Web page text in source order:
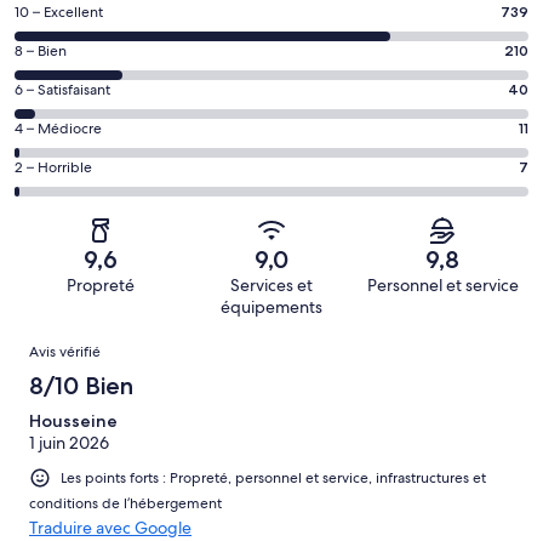
Note
des
voyageurs
de 10
(Excellent),
d’après 739 avis
sur 1007.
10 – Excellent 739
Note
des
voyageurs
de 8
(Bien),
d’après 210 avis
8 – Bien 210
Note
des
voyageurs
de 6
(Satisfaisant),
d’après 40 avis
sur 1007.
6 – Satisfaisant 40
Note
des
voyageurs
(Médiocre),
d’après 11 avis
sur 1007.
4 – Médiocre 11
Note
des
voyageurs
(Horrible),
d’après 7 avis
2 – Horrible 7
9,6
Propreté
9,0
Services et
équipements
9,8
Personnel et service
Avis
Avis vérifié
8/10 Bien
Housseine
1 juin 2026
Les points forts : Propreté, personnel et service, infrastructures et
conditions de l’hébergement
Traduire avec Google